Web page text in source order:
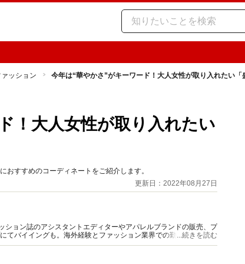
ッション 今年は“華やかさ”がキーワード！大人女性が取り入れたい「
！大人女性が取り入れたい
おすすめのコーディネートをご紹介します。
更新日：2022年08月27日
ョン誌のアシスタントエディターやアパレルブランドの販売、プ
てバイイングも。海外経験とファッション業界での勤務経験から
供します。
...続きを読む